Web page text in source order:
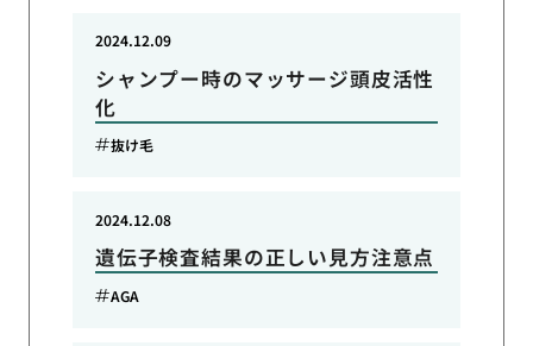
シャンプー時のマッサージ頭皮活性
化
2024.12.09
抜け毛
遺伝子検査結果の正しい見方注意点
2024.12.08
AGA